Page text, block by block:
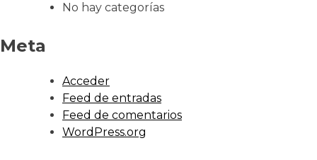
No hay categorías
Meta
Acceder
Feed de entradas
Feed de comentarios
WordPress.org